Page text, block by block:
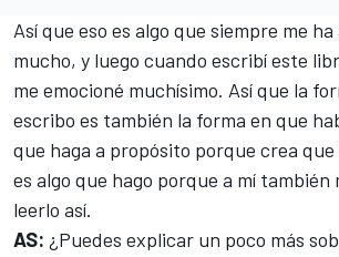
Así que eso es algo que siempre me
mucho, y luego cuando escribí este
me emocioné muchísimo. Así que la
escribo es también la forma en que
que haga a propósito porque crea
es algo que hago porque a mí también
leerlo así.
AS: ¿Puedes explicar un poco más